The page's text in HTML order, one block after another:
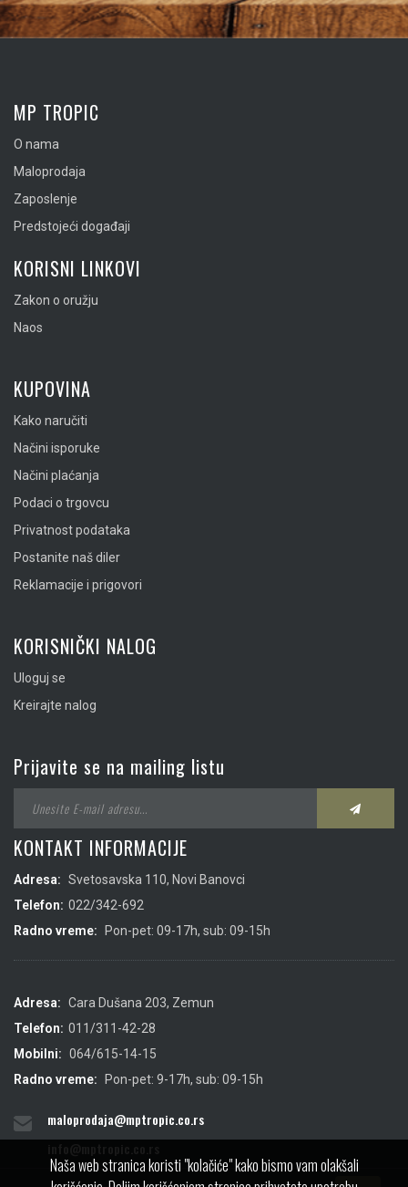
MP TROPIC
O nama
Maloprodaja
Zaposlenje
Predstojeći događaji
KORISNI LINKOVI
Zakon o oružju
Naos
KUPOVINA
Kako naručiti
Načini isporuke
Načini plaćanja
Podaci o trgovcu
Privatnost podataka
Postanite naš diler
Reklamacije i prigovori
KORISNIČKI NALOG
Uloguj se
Kreirajte nalog
Prijavite se na mailing listu
KONTAKT INFORMACIJE
Adresa: Svetosavska 110, Novi Banovci
Telefon: 022/342-692
Radno vreme:
Pon-pet: 09-17h, sub: 09-15h
Adresa: Cara Dušana 203, Zemun
Telefon: 011/311-42-28
Mobilni: 064/615-14-15
Radno vreme:
Pon-pet: 9-17h, sub: 09-15h
maloprodaja@mptropic.co.rs
Naša web stranica koristi "kolačiće" kako bismo vam olakšali